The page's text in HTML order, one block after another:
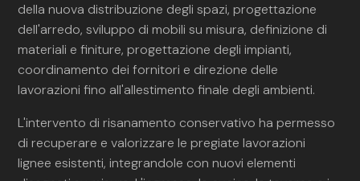
della nuova distribuzione degli spazi, progettazione
dell'arredo, sviluppo di mobili su misura, definizione di
materiali e finiture, progettazione degli impianti,
coordinamento dei fornitori e direzione delle
lavorazioni fino all'allestimento finale degli ambienti.
L'intervento di risanamento conservativo ha permesso
di recuperare e valorizzare le pregiate lavorazioni
lignee esistenti, integrandole con nuovi elementi